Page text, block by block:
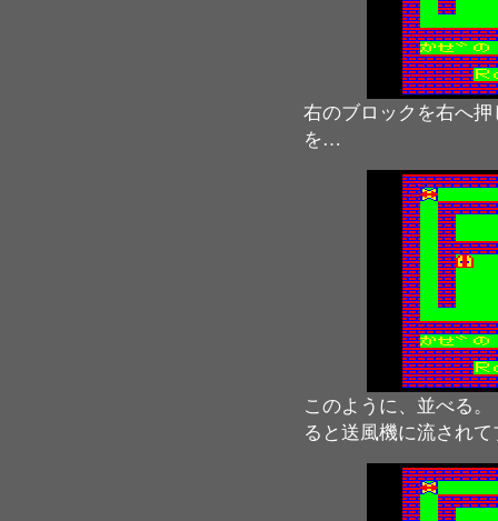
右のブロックを右へ
を…
このように、並べる
ると送風機に流され